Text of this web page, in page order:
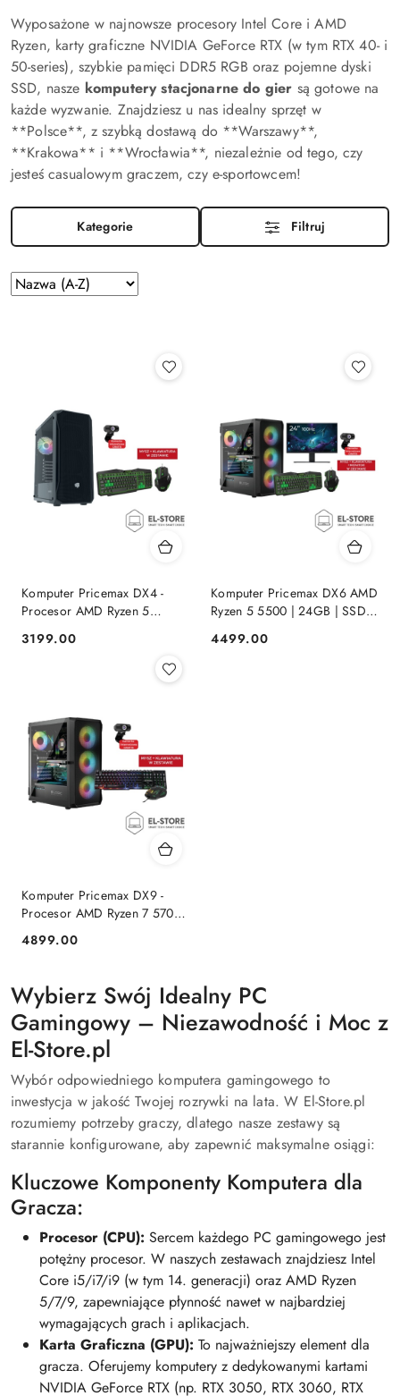
Wyposażone w najnowsze procesory Intel Core i AMD
Ryzen, karty graficzne NVIDIA GeForce RTX (w tym RTX 40- i
50-series), szybkie pamięci DDR5 RGB oraz pojemne dyski
SSD, nasze komputery stacjonarne do gier są gotowe na
każde wyzwanie. Znajdziesz u nas idealny sprzęt w
**Polsce**, z szybką dostawą do **Warszawy**,
**Krakowa** i **Wrocławia**, niezależnie od tego, czy
jesteś casualowym graczem, czy e-sportowcem!
Kategorie Filtruj
Zastosowano
sortowanie:
Sortuj
według
Komputer Pricemax DX4 -
Procesor AMD Ryzen 5
SSD 512GB Win 11 PRO
Cena:
3199.00
Komputer Pricemax DX6 AMD
Ryzen 5 5500 | 24GB | SSD
| Win 11 | Mysz+ klawiatura 3
Cena:
4499.00
Komputer Pricemax DX9 -
Procesor AMD Ryzen 7 5700F
1TB | GeForce RTX 5050 8GB
Cena:
4899.00
Wybierz Swój Idealny PC
Gamingowy – Niezawodność i Moc z
El-Store.pl
Wybór odpowiedniego komputera gamingowego to
inwestycja w jakość Twojej rozrywki na lata. W El-Store.pl
rozumiemy potrzeby graczy, dlatego nasze zestawy są
starannie konfigurowane, aby zapewnić maksymalne osiągi:
Kluczowe Komponenty Komputera dla
Gracza:
Procesor (CPU): Sercem każdego PC gamingowego jest
potężny procesor. W naszych zestawach znajdziesz Intel
Core i5/i7/i9 (w tym 14. generacji) oraz AMD Ryzen
5/7/9, zapewniające płynność nawet w najbardziej
wymagających grach i aplikacjach.
Karta Graficzna (GPU): To najważniejszy element dla
gracza. Oferujemy komputery z dedykowanymi kartami
NVIDIA GeForce RTX (np. RTX 3050, RTX 3060, RTX